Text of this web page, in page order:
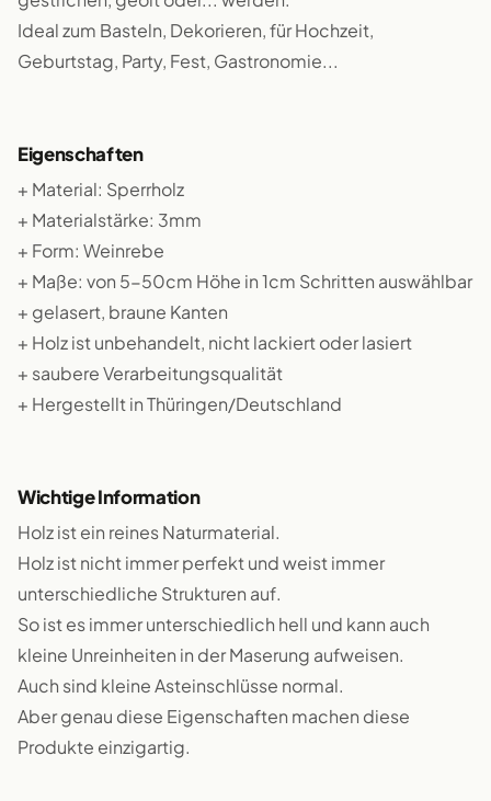
Ideal zum Basteln, Dekorieren, für Hochzeit,
Geburtstag, Party, Fest, Gastronomie...
Eigenschaften
+ Material: Sperrholz
+ Materialstärke: 3mm
+ Form: Weinrebe
+ Maße: von 5-50cm Höhe in 1cm Schritten auswählbar
+ gelasert, braune Kanten
+ Holz ist unbehandelt, nicht lackiert oder lasiert
+ saubere Verarbeitungsqualität
+ Hergestellt in Thüringen/Deutschland
Wichtige Information
Holz ist ein reines Naturmaterial.
Holz ist nicht immer perfekt und weist immer
unterschiedliche Strukturen auf.
So ist es immer unterschiedlich hell und kann auch
kleine Unreinheiten in der Maserung aufweisen.
Auch sind kleine Asteinschlüsse normal.
Aber genau diese Eigenschaften machen diese
Produkte einzigartig.